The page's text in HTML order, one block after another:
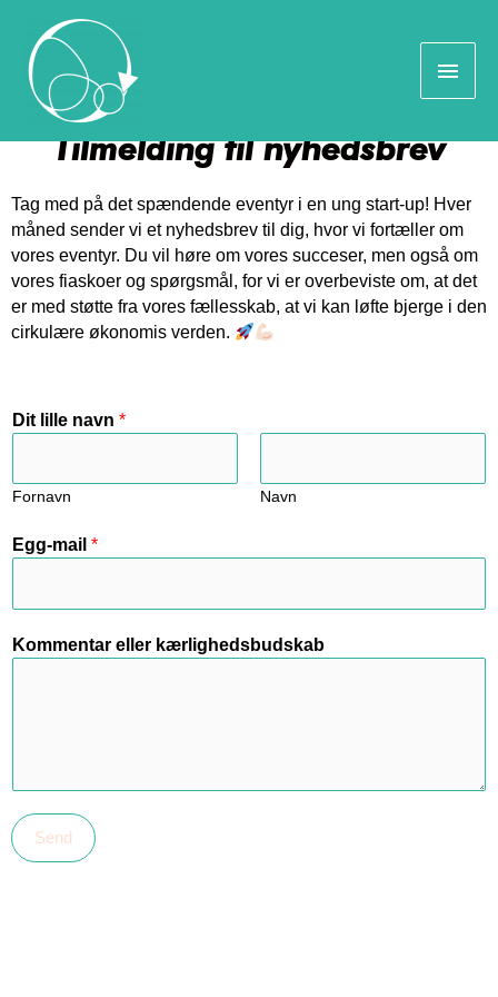
Tilmelding til nyhedsbrev
Tag med på det spændende eventyr i en ung start-up! Hver
måned sender vi et nyhedsbrev til dig, hvor vi fortæller om
vores eventyr. Du vil høre om vores succeser, men også om
vores fiaskoer og spørgsmål, for vi er overbeviste om, at det
er med støtte fra vores fællesskab, at vi kan løfte bjerge i den
cirkulære økonomis verden.
Dit lille navn *
Fornavn Navn
Egg-mail *
Kommentar eller kærlighedsbudskab
Send